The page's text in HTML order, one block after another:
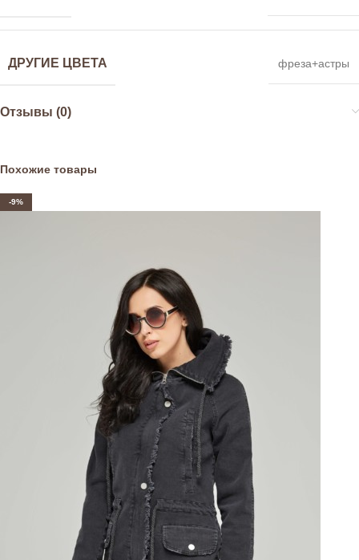
ДРУГИЕ ЦВЕТА фреза+астры
Отзывы (0)
Похожие товары
-9%